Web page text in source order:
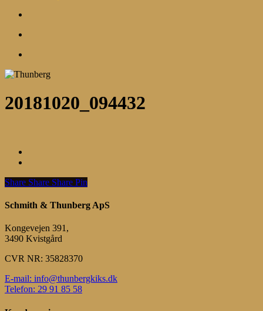
20181020_094432
Share
Share Share Share Pin
Schmith & Thunberg ApS
Kongevejen 391,
3490 Kvistgård
CVR NR: 35828370
E-mail: info@thunbergkiks.dk
Telefon: 29 91 85 58